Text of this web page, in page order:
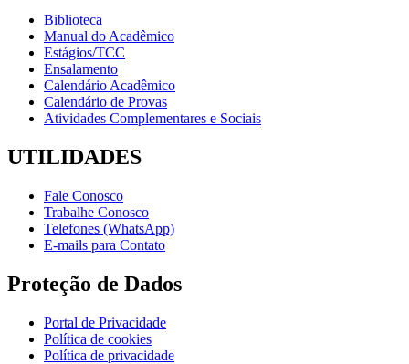
Biblioteca
Manual do Acadêmico
Estágios/TCC
Ensalamento
Calendário Acadêmico
Calendário de Provas
Atividades Complementares e Sociais
UTILIDADES
Fale Conosco
Trabalhe Conosco
Telefones (WhatsApp)
E-mails para Contato
Proteção de Dados
Portal de Privacidade
Política de cookies
Política de privacidade